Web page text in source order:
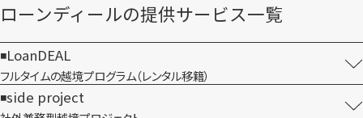
ローンディールの​提供サービス一覧
LoanDEAL
フルタイムの越境プログラム​（レンタル移籍）
side project